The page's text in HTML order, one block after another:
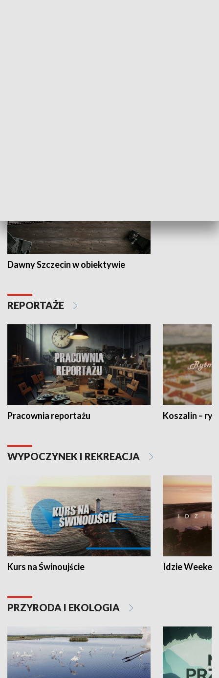
Dawny Szczecin w obiektywie
REPORTAŻE
Pracownia reportażu Koszalin –
WYPOCZYNEK I REKREACJA
Kurs na Świnoujście Idzie
PRZYRODA I EKOLOGIA